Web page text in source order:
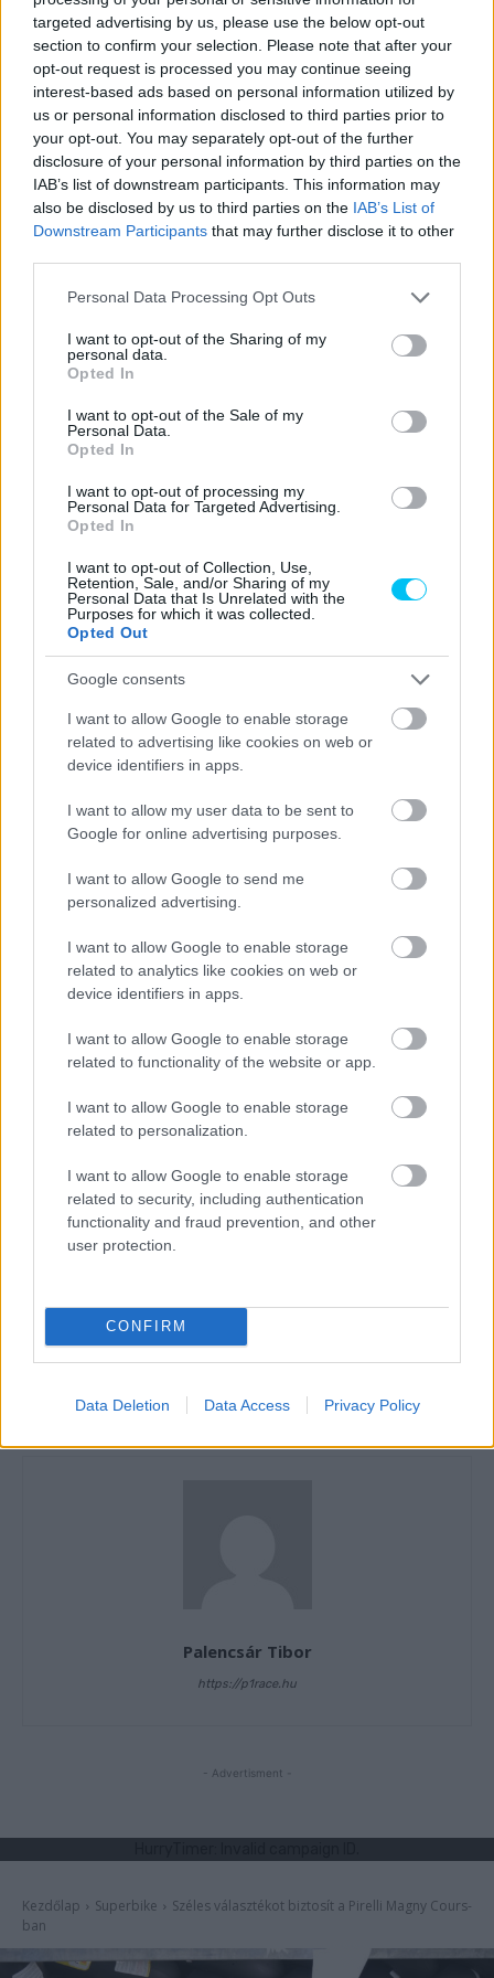
targeted advertising by us, please use the below opt-out
section to confirm your selection. Please note that after your
opt-out request is processed you may continue seeing
interest-based ads based on personal information utilized by
us or personal information disclosed to third parties prior to
your opt-out. You may separately opt-out of the further
disclosure of your personal information by third parties on the
IAB’s list of downstream participants. This information may
also be disclosed by us to third parties on the IAB’s List of
Downstream Participants that may further disclose it to other
Please note that this website/app uses one or more Google
not limited to your visit or usage behaviour. You may click to
grant or deny consent to Google and its third-party tags to
use your data for below specified purposes in below Google
consent section.
Personal Data Processing Opt Outs
I want to opt-out of the Sharing of my
personal data.
Opted In
I want to opt-out of the Sale of my
Personal Data.
Opted In
I want to opt-out of processing my
Personal Data for Targeted Advertising.
Opted In
I want to opt-out of Collection, Use,
Retention, Sale, and/or Sharing of my
Personal Data that Is Unrelated with the
Purposes for which it was collected.
Opted Out
Google consents
I want to allow Google to enable storage
related to advertising like cookies on web or
device identifiers in apps.
I want to allow my user data to be sent to
Google for online advertising purposes.
I want to allow Google to send me
personalized advertising.
I want to allow Google to enable storage
related to analytics like cookies on web or
device identifiers in apps.
I want to allow Google to enable storage
related to functionality of the website or app.
I want to allow Google to enable storage
related to personalization.
I want to allow Google to enable storage
related to security, including authentication
functionality and fraud prevention, and other
user protection.
CONFIRM
Data Deletion Data Access Privacy Policy
10:45
Supersport VB Superpole TV: Arena4
11:10 –
11:25
Superbike VB Superpole TV: Arena4
11:45
Cup
1. verseny
12:40
Supersport
300 VB
1. verseny TV: Arena4
Supersport VB 1. verseny
Yamaha R3
Cup
Brit Superbike 1. verseny
MotoAmerica
VASÁRNA
09:00 –
Superbike VB Warm-up
09:40
Supersport VB Warm-up
09:50 –
Supersport
300 VB
Warm-up
verseny
12:30 Supersport VB 2. verseny
Superbike VB 2. verseny TV: Arena4
Brit Superbike
Supersport
300 VB
2. verseny
Brit Superbike
MotoAmerica
SBK
CIMKÉK Hétvégi Menetrend HUMDA
Sebestyén Péter
Superbike világbajnokság
Supersport
Supersport 300
Számadó Máté
Viñales már Aragónban
Palencsár Tibor
https://p1race.hu
- Advertisment -